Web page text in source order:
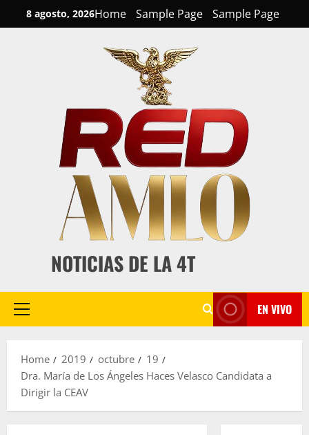
to
8 agosto, 2026Home Sample Page Sample Page
NOTICIAS DE LA 4T
Primary
EN VIVO
Home 2019 octubre
19
Dra. María de Los Ángeles Haces Velasco Candidata a
Dirigir la CEAV